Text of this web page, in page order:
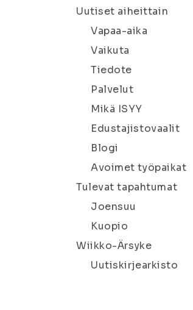
Uutiset aiheittain
Vapaa-aika
Vaikuta
Tiedote
Palvelut
Mikä ISYY
Edustajistovaalit
Blogi
Avoimet työpaikat
Tulevat tapahtumat
Joensuu
Kuopio
Wiikko-Ärsyke
Uutiskirjearkisto